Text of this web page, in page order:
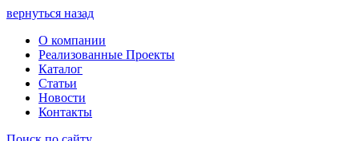
вернуться назад
О компании
Реализованные Проекты
Каталог
Статьи
Новости
Контакты